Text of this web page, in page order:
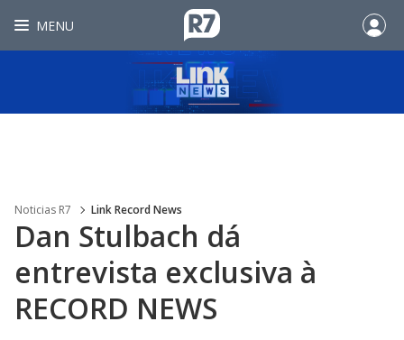
MENU
Noticias R7 Link Record News
Dan Stulbach dá
entrevista exclusiva à
RECORD NEWS